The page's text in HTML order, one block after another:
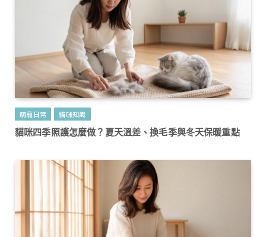
萌寵日常
貓咪知識
貓咪四季照護怎麼做？夏天溫差、換毛季與冬天保暖重點